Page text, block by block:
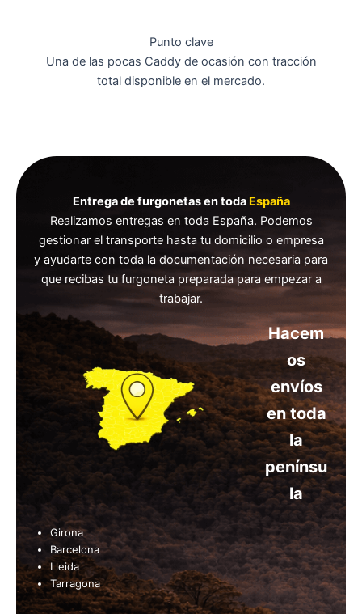
Punto clave
Una de las pocas Caddy de ocasión con tracción
total disponible en el mercado.
Entrega de furgonetas en todaEspaña
Realizamos entregas en toda España. Podemos
gestionar el transporte hasta tu domicilio o empresa
y ayudarte con toda la documentación necesaria para
que recibas tu furgoneta preparada para empezar a
trabajar.
Hacem
os
envíos
en toda
la
penínsu
la
Girona
Barcelona
Lleida
Tarragona